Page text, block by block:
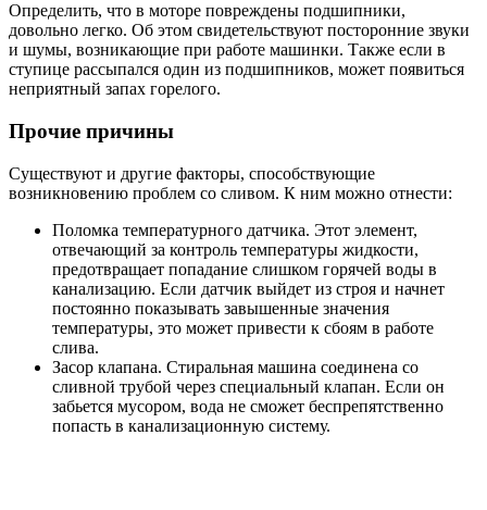
Определить, что в моторе повреждены подшипники,
довольно легко. Об этом свидетельствуют посторонние звуки
и шумы, возникающие при работе машинки. Также если в
ступице рассыпался один из подшипников, может появиться
неприятный запах горелого.
Прочие причины
Существуют и другие факторы, способствующие
возникновению проблем со сливом. К ним можно отнести:
Поломка температурного датчика. Этот элемент,
отвечающий за контроль температуры жидкости,
предотвращает попадание слишком горячей воды в
канализацию. Если датчик выйдет из строя и начнет
постоянно показывать завышенные значения
температуры, это может привести к сбоям в работе
слива.
Засор клапана. Стиральная машина соединена со
сливной трубой через специальный клапан. Если он
забьется мусором, вода не сможет беспрепятственно
попасть в канализационную систему.